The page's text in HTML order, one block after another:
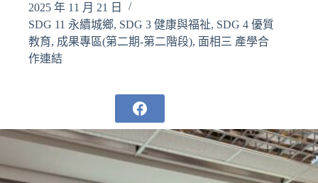
2025 年 11 月 21 日
SDG 11 永續城鄉, SDG 3 健康與福祉, SDG 4 優質
教育, 成果專區(第二期-第二階段), 面相三 產學合
作連結